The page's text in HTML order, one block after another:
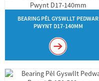
BEARING PÊL GYSWLLT PEDWAR
PWYNT D17-140MM